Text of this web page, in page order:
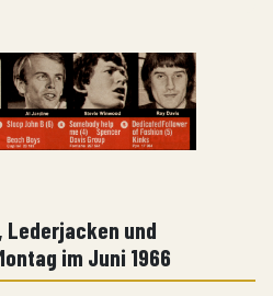
Lederjacken und
im Juni 1966